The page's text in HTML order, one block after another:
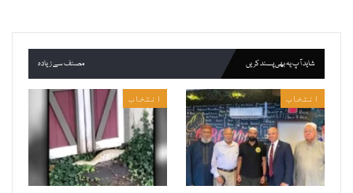
شاید آپ یہ بھی پسند کریں مصنف سے زیادہ
انتخاب انتخاب